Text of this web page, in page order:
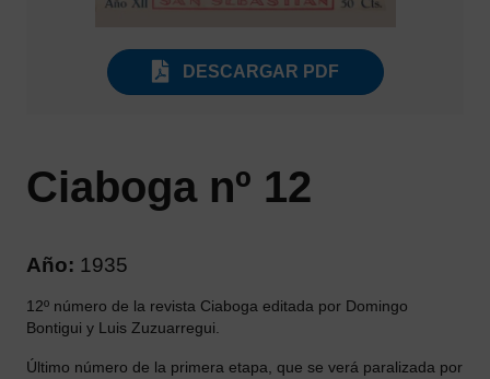
DESCARGAR PDF
Ciaboga nº 12
Año: 1935
12º número de la revista Ciaboga editada por Domingo
Bontigui y Luis Zuzuarregui.
Último número de la primera etapa, que se verá paralizada por